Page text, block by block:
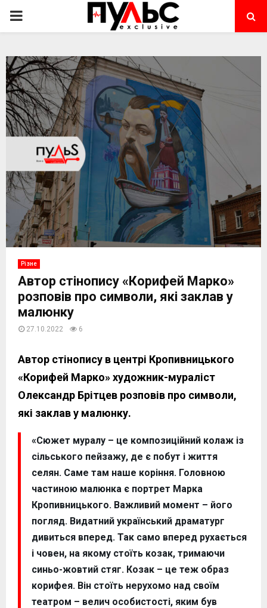
PRIMARY
Різне
Автор стінопису «Корифей Марко»
розповів про символи, які заклав у
малюнку
27.10.2022 6
Автор стінопису в центрі Кропивницького
«Корифей Марко» художник-мураліст
Олександр Брітцев розповів про символи,
які заклав у малюнку.
«Сюжет муралу – це композиційний колаж із
сільського пейзажу, де є побут і життя
селян. Саме там наше коріння. Головною
частиною малюнка є портрет Марка
Кропивницького. Важливий момент – його
погляд. Видатний український драматург
дивиться вперед. Так само вперед рухається
і човен, на якому стоїть козак, тримаючи
синьо-жовтий стяг. Козак – це теж образ
корифея. Він стоїть нерухомо над своїм
театром – велич особистості, яким був